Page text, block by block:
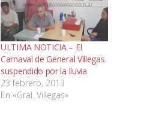
ULTIMA NOTICIA – El
Carnaval de General Villegas
suspendido por la lluvia
23 febrero, 2013
En «Gral. Villegas»